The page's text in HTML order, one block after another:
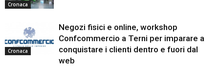
Cronaca
Cronaca
Negozi fisici e online, workshop
Confcommercio a Terni per imparare a
conquistare i clienti dentro e fuori dal
web